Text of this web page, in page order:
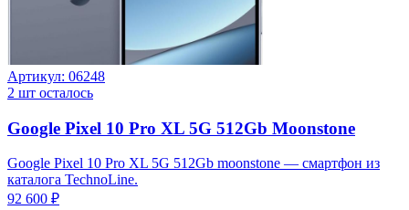
Артикул: 06248
2 шт осталось
Google Pixel 10 Pro XL 5G 512Gb Moonstone
Google Pixel 10 Pro XL 5G 512Gb moonstone — смартфон из
каталога TechnoLine.
92 600 ₽